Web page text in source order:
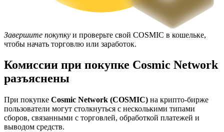
Эксклюзивные инвестиции для владельцев BTR
Завершите покупку и проверьте свой COSMIC в кошельке,
чтобы начать торговлю или заработок.
Комиссии при покупке Cosmic Network
разъяснены
При покупке Cosmic Network (COSMIC) на крипто-бирже
пользователи могут столкнуться с несколькими типами
сборов, связанными с торговлей, обработкой платежей и
выводом средств.